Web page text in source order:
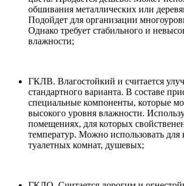
обшивания металлических или
Подойдет для организации
Однако требует стабильного и
влажности;
ГКЛВ. Влагостойкий и считается
стандартного варианта. В составе
специальные компоненты, которые
высокого уровня влажности.
помещениях, для которых
температур. Можно использовать для
туалетных комнат, душевых;